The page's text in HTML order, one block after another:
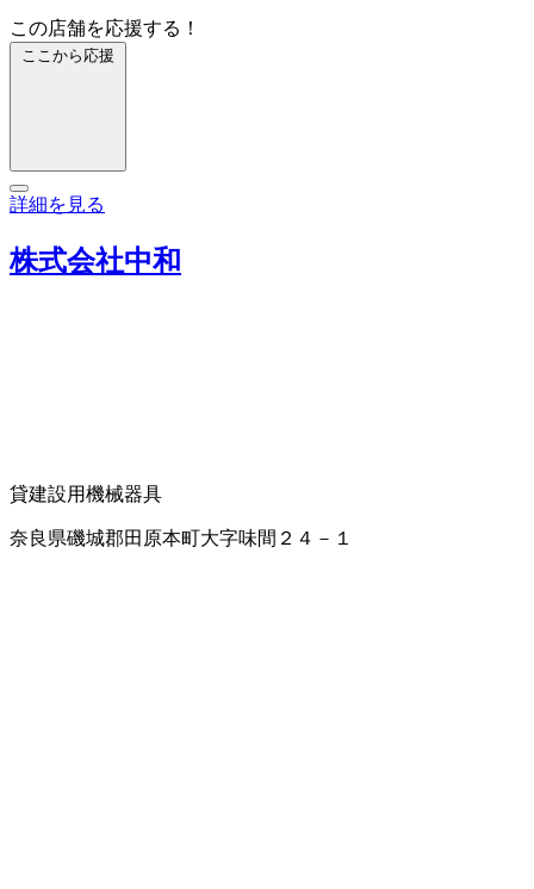
この店舗を応援する！
ここから応援
詳細を見る
株式会社中和
貸建設用機械器具
奈良県磯城郡田原本町大字味間２４－１